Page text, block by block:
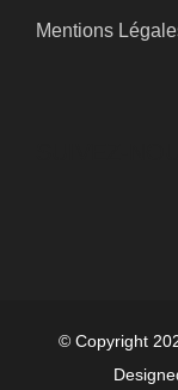
Mentions
© Copyright